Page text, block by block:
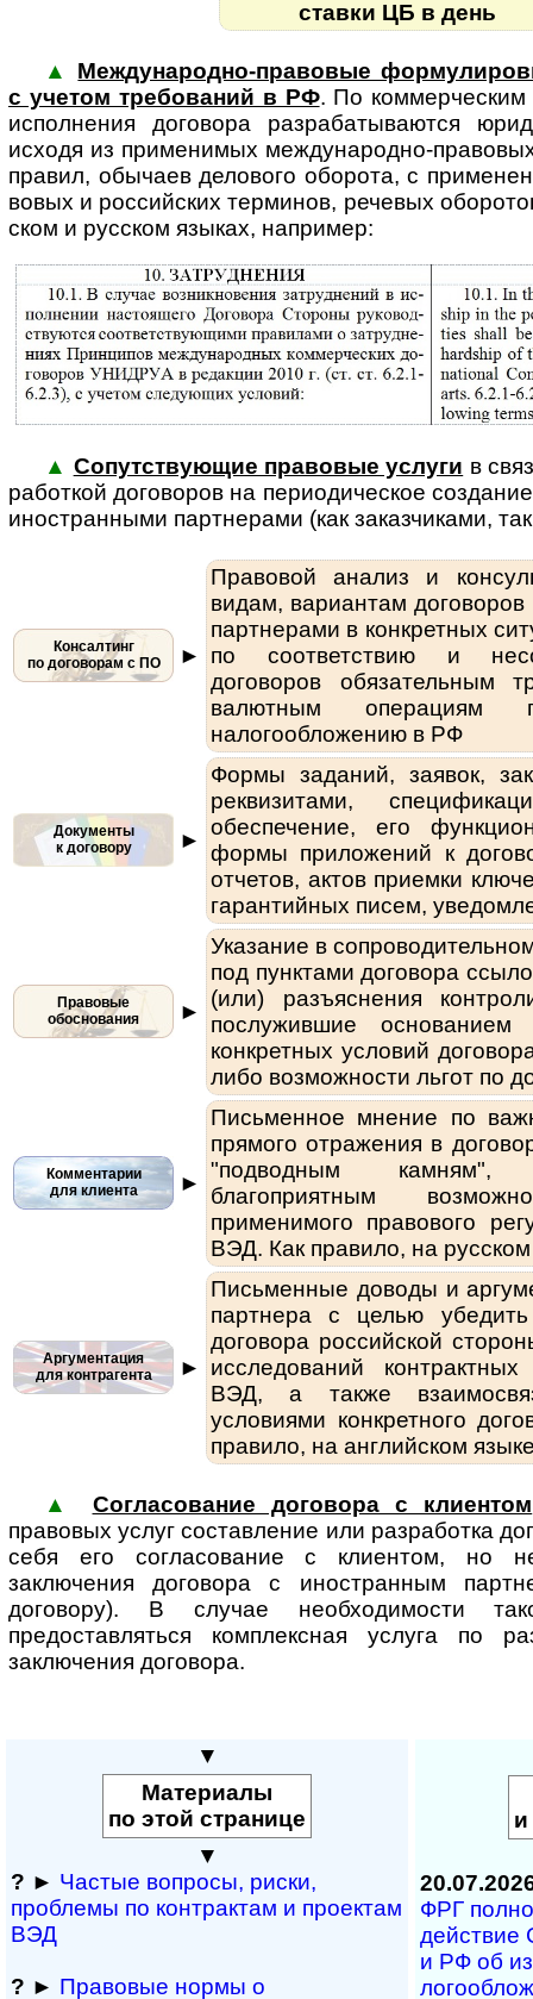
ставки ЦБ в день
▲
Международно-правовые
с учетом требо­ваний в РФ. По
испол­нения дого­вора раз­ра­ба­ты­ва­ют­ся
исходя из приме­нимых между­народно-­
правил, обычаев дело­вого оборота, с
вовых и рос­сий­ских тер­минов, рече­вых
ском и рус­ском языках, например:
▲ Сопутствующие правовые услуги в
ра­бот­кой договоров на пе­ри­о­ди­чес­кое
иностранными партнерами (как заказчиками,
Консалтинг
по договорам с ПО
►
Правовой анализ и
видам, вариантам
партнерами в конкретных
по со­от­вет­с­т­вию и
договоров обязательным
валютным операциям
налогообложению в РФ
Документы
к договору
►
Формы заданий, заявок,
реквизитами,
обеспечение, его
формы приложений к
отчетов, актов приемки
гарантийных писем,
Правовые
обоснования
►
Указание в
под пунктами договора
(или) разъяснения
послужившие
конкретных условий
либо возможности льгот по
Комментарии
для клиента
►
Письменное мнение по
прямого отражения в
"подводным
благоприятным
применимого правового
ВЭД. Как правило, на
Аргументация
для контрагента
►
Письменные доводы и
партнера с целью
договора российской
исследований
ВЭД, а также
условиями конкретного
правило, на английском
▲ Согласование договора с клиентом
правовых услуг составление или раз­ра­бот­ка
себя его согласование с клиентом, но
заключения договора с иностранным
договору). В случае необходимости
предоставляться комплексная услуга по
заключения договора.
▼
Материалы
по этой странице
▼
? ► Частые вопросы, рис­ки,
проблемы по конт­рактам и проектам
ВЭД
? ► Правовые нормы о
и
ФРГ
дей­ст­вие
и РФ об